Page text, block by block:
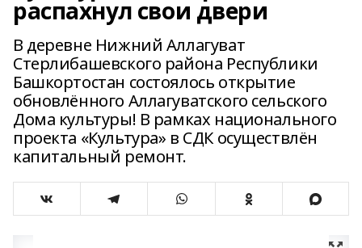
распахнул свои двери
В деревне Нижний Аллагуват
Стерлибашевского района Республики
Башкортостан состоялось открытие
обновлённого Аллагуватского сельского
Дома культуры! В рамках национального
проекта «Культура» в СДК осуществлён
капитальный ремонт.